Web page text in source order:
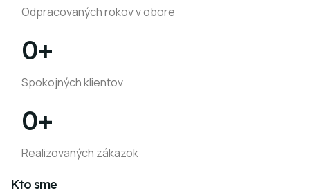
Odpracovaných rokov v obore
0+
Spokojných klientov
0+
Realizovaných zákazok
Kto sme